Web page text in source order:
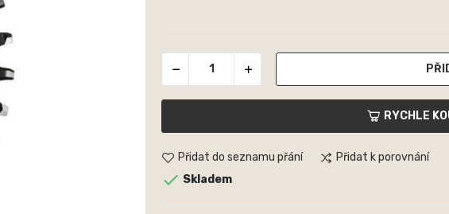
RYCHLE
Přidat do seznamu přání Přidat k porovnání
 Skladem